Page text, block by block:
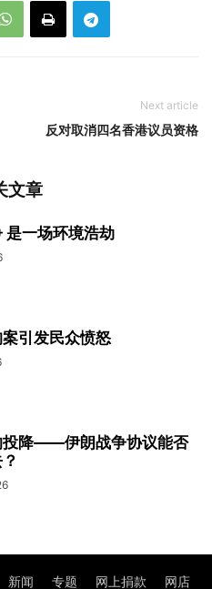
Next article
反对取消四名香港议员资格
文章
是一场环境浩劫
引发民众愤怒
投降——伊朗战争协议能否
新闻 专题 网上捐款 网店